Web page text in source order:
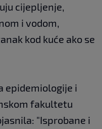
cijepljenje,
i vodom,
kod kuće ako se
epidemiologije i
fakultetu
"Isprobane i